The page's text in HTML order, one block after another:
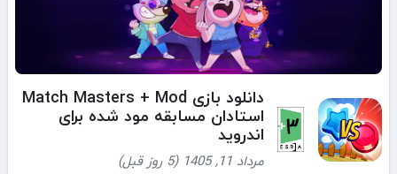
دانلود بازی Match Masters + Mod
استادان مسابقه مود شده برای
اندروید
مرداد 11, 1405 (5 روز قبل)